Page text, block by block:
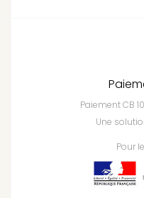
Paiement CB
Une
Pour